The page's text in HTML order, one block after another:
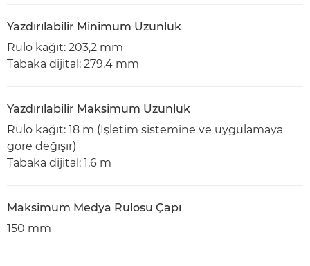
Yazdırılabilir Minimum Uzunluk
Rulo kağıt: 203,2 mm
Tabaka dijital: 279,4 mm
Yazdırılabilir Maksimum Uzunluk
Rulo kağıt: 18 m (İşletim sistemine ve uygulamaya
göre değişir)
Tabaka dijital: 1,6 m
Maksimum Medya Rulosu Çapı
150 mm